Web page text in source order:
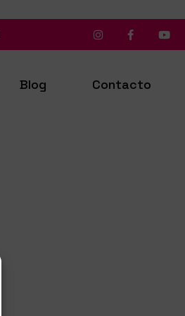
Blog Contacto